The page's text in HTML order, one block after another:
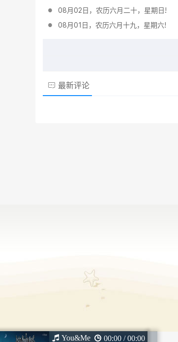
08月02日，农历六月二十，星期日!
08月01日，农历六月十九，星期六!
最新评论
You&Me 00:00 / 00:00